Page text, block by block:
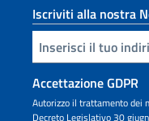
Iscriviti alla nostra
Inserisci la tua email
Accettazione GDPR
Autorizzo il trattamento dei
Decreto Legislativo 30